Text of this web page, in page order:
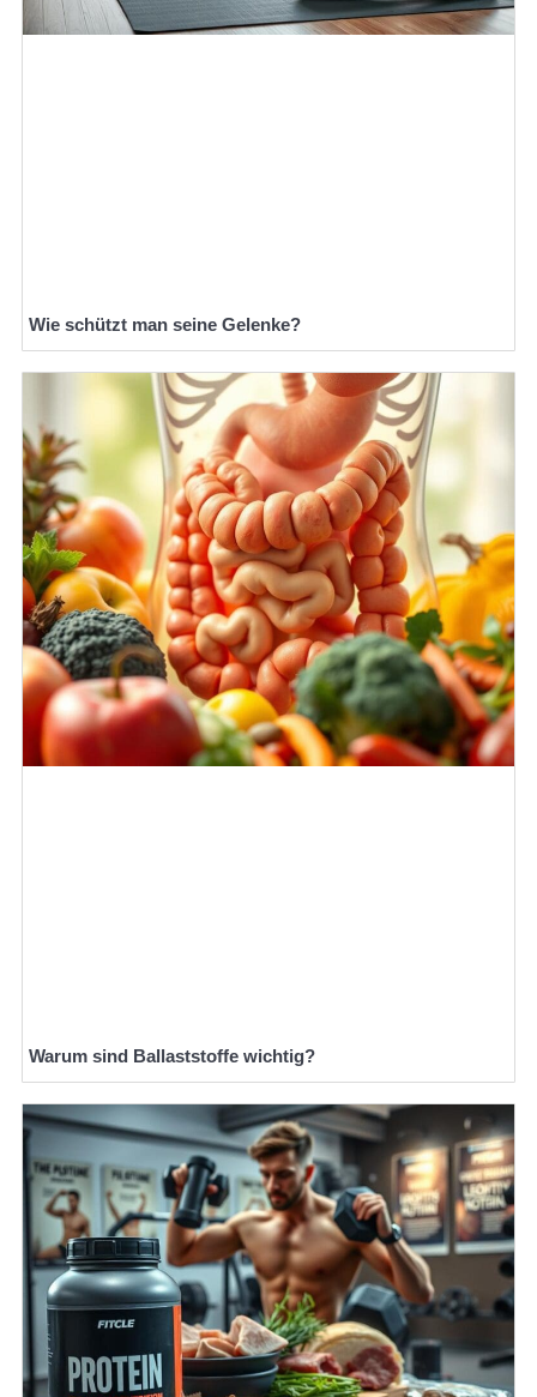
Wie schützt man seine Gelenke?
Warum sind Ballaststoffe wichtig?